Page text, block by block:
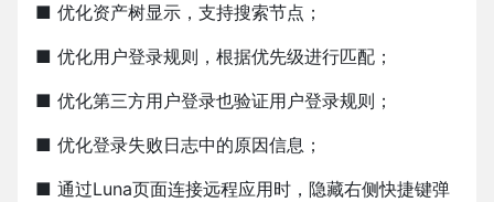
■ 优化资产树显⽰，⽀持搜索节点；
■ 优化⽤户登录规则，根据优先级进⾏匹配；
■ 优化第三⽅⽤户登录也验证⽤户登录规则；
■ 优化登录失败⽇志中的原因信息；
■ 通过Luna页⾯连接远程应⽤时，隐藏右侧快捷键弹